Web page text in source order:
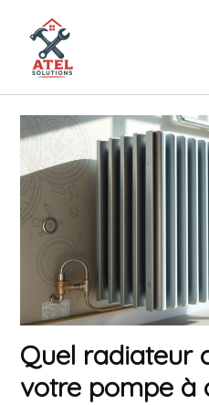
contenu
Quel radiateur
votre pompe à